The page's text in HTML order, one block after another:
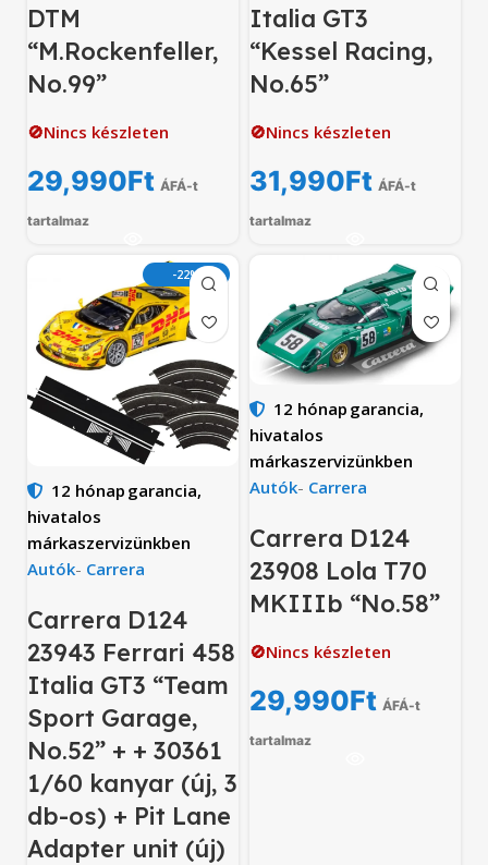
DTM
“M.Rockenfeller,
No.99”
🚫Nincs készleten
29,990Ft ÁFÁ-t
tartalmaz
Italia GT3
“Kessel Racing,
No.65”
🚫Nincs készleten
31,990Ft ÁFÁ-t
tartalmaz
-22%
12 hónap garancia,
hivatalos
márkaszervizünkben
Autók- Carrera
Carrera D124
23943 Ferrari 458
Italia GT3 “Team
Sport Garage,
No.52” + + 30361
1/60 kanyar (új, 3
db-os) + Pit Lane
Adapter unit (új)
12 hónap garancia,
hivatalos
márkaszervizünkben
Autók- Carrera
Carrera D124
23908 Lola T70
MKIIIb “No.58”
🚫Nincs készleten
29,990Ft ÁFÁ-t
tartalmaz